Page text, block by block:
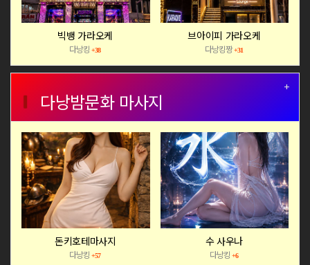
빅뱅 가라오케
다낭킹+38
브아이피 가라오케
다낭킹짱+31
+
다낭밤문화 마사지
돈키호테마사지
다낭킹+57
수 사우나
다낭킹 +6